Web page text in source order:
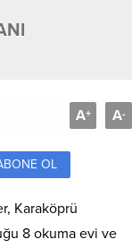
A+ A-
OL
Karaköprü
8 okuma evi ve